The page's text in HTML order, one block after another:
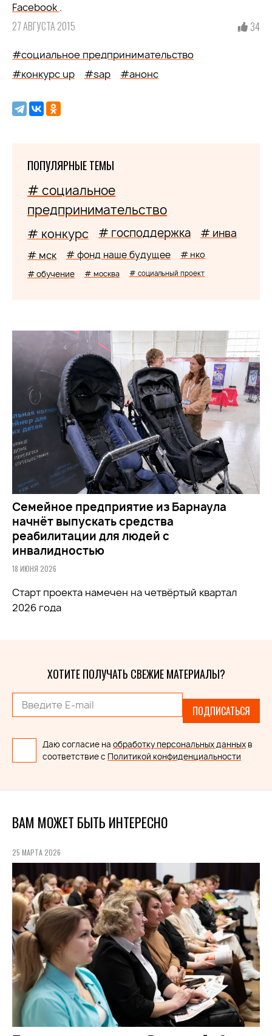
Facebook .
27 АВГУСТА 2015 34
#социальное предпринимательство
#конкурс up
#sap #анонс
ПОПУЛЯРНЫЕ ТЕМЫ
# социальное
предпринимательство
# конкурс # господдержка # инва
# мск # фонд наше будущее # нко
# обучение # москва # социальный проект
Семейное предприятие из Барнаула
начнёт выпускать средства
реабилитации для людей с
инвалидностью
18 ИЮНЯ 2026
Старт проекта намечен на четвёртый квартал
2026 года
ХОТИТЕ ПОЛУЧАТЬ СВЕЖИЕ МАТЕРИАЛЫ?
ПОДПИСАТЬСЯ
Даю согласие на обработку персональных данных в
соответствие с Политикой конфиденциальности
ВАМ МОЖЕТ БЫТЬ ИНТЕРЕСНО
25 МАРТА 2026